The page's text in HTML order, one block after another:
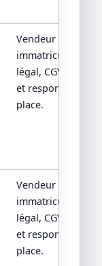
Vendeur
immatriculation/
légal, CGV,
et responsabilité
place.
Vendeur
immatriculation/
légal, CGV,
et responsabilité
place.